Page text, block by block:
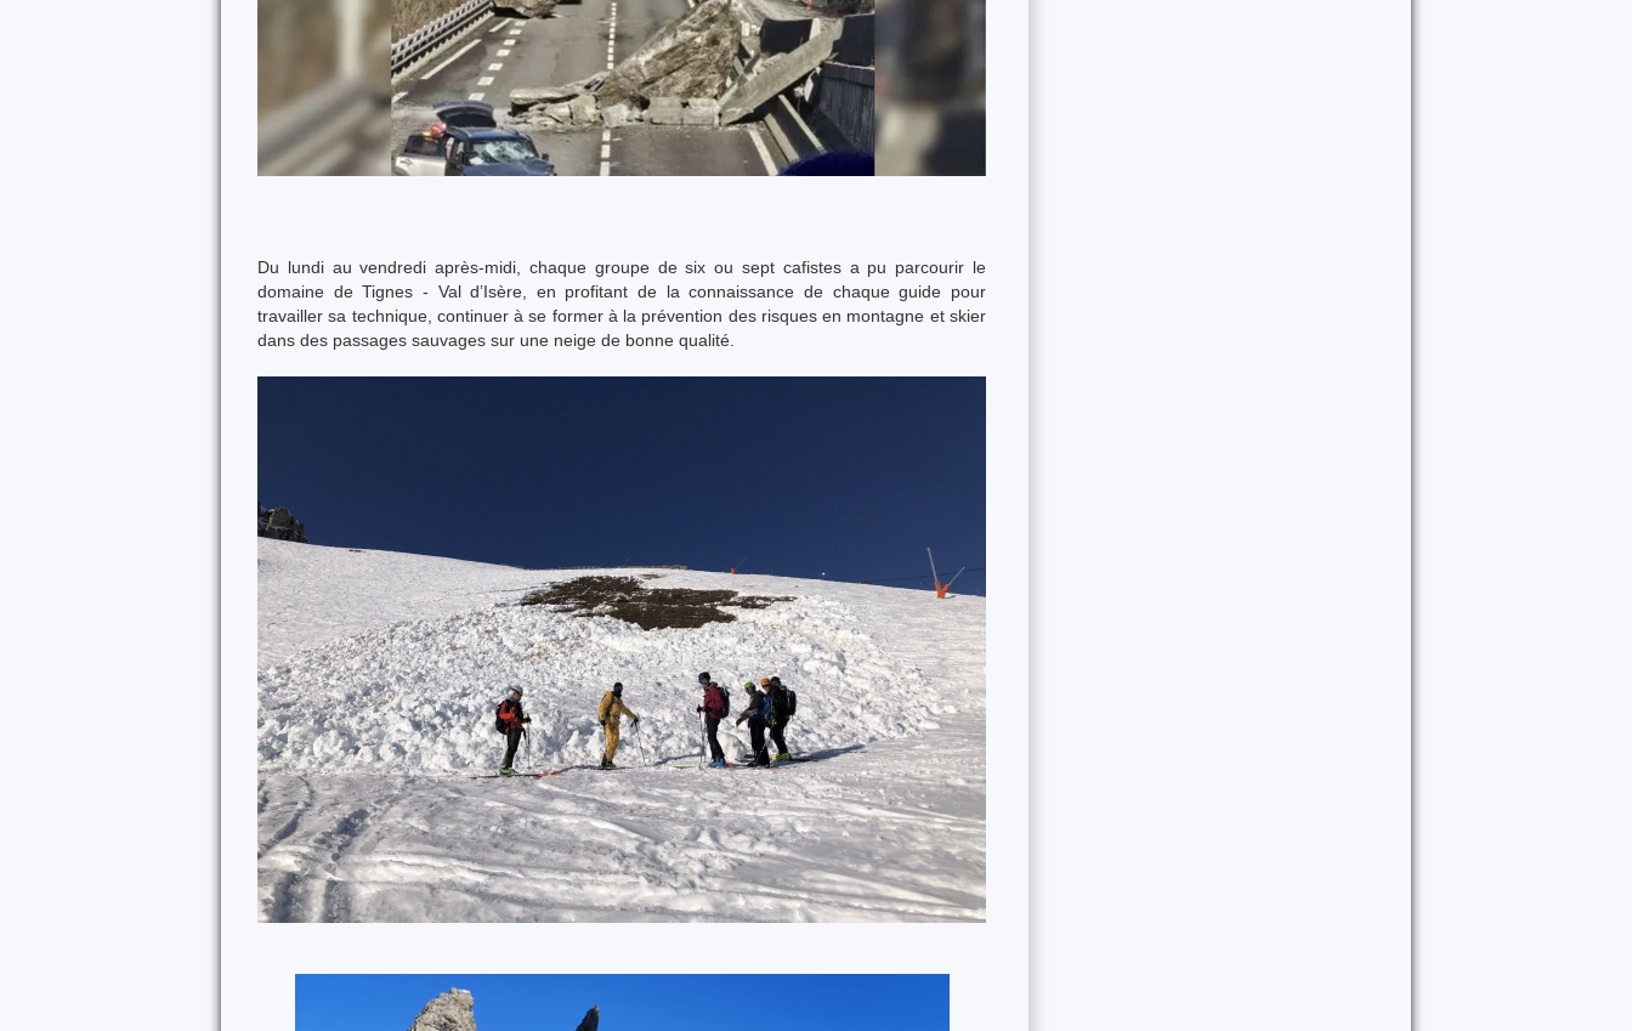
Du lundi au vendredi après-midi, chaque groupe de six ou sept cafistes a pu parcourir le
domaine de Tignes - Val d’Isère, en profitant de la connaissance de chaque guide pour
travailler sa technique, continuer à se former à la prévention des risques en montagne et skier
dans des passages sauvages sur une neige de bonne qualité.